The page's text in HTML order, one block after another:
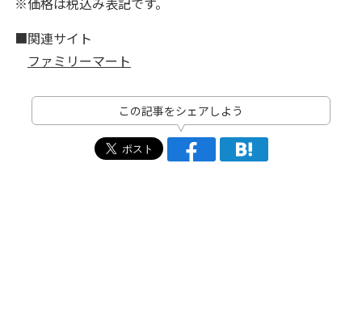
■関連サイト
ファミリーマート
この記事をシェアしよう